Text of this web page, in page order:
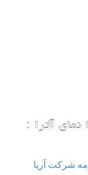
آترا :
شرکت آریا